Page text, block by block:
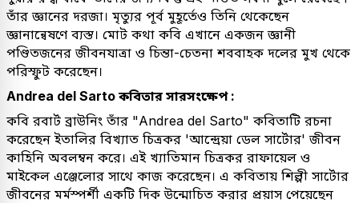
তাঁর জ্ঞানের দরজা। মৃত্যুর পূর্ব মুহূর্তেও তিনি থেকেছেন
জ্ঞানান্বেষণে ব্যস্ত। মোট কথা কবি এখানে একজন জ্ঞানী
পণ্ডিতজনের জীবনযাত্রা ও চিন্তা-চেতনা শববাহক দলের মুখ থেকে
পরিস্ফুট করেছেন।
Andrea del Sarto কবিতার সারসংক্ষেপ :
কবি রবার্ট ব্রাউনিং তাঁর "Andrea del Sarto" কবিতাটি রচনা
করেছেন ইতালির বিখ্যাত চিত্রকর 'আন্দ্রেয়া ডেল সার্টোর' জীবন
কাহিনি অবলম্বন করে। এই খ্যাতিমান চিত্রকর রাফায়েল ও
মাইকেল এঞ্জেলোর সাথে কাজ করেছেন। এ কবিতায় শিল্পী সার্টোর
জীবনের মর্মস্পর্শী একটি দিক উন্মোচিত করার প্রয়াস পেয়েছেন